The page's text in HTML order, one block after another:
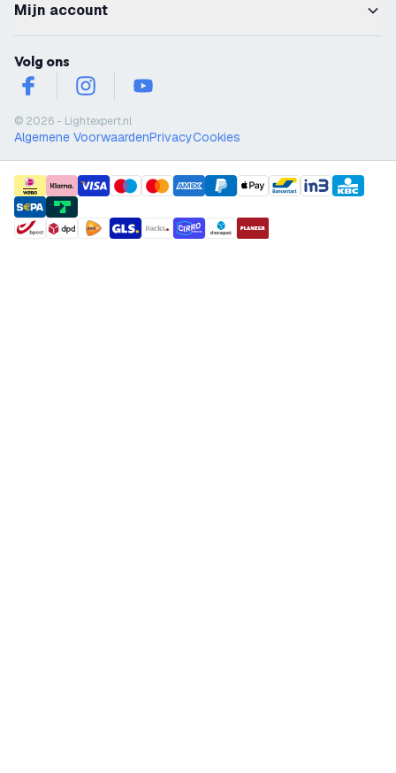
Mijn account
Volg ons
facebookinstagramyoutube
© 2026 - Lightexpert.nl
Algemene VoorwaardenPrivacyCookies
payment methods
shipment methods